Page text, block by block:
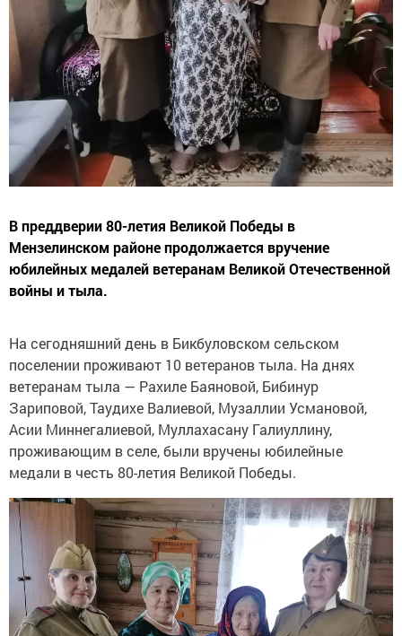
В преддверии 80-летия Великой Победы в
Мензелинском районе продолжается вручение
юбилейных медалей ветеранам Великой Отечественной
войны и тыла.
На сегодняшний день в Бикбуловском сельском
поселении проживают 10 ветеранов тыла. На днях
ветеранам тыла — Рахиле Баяновой, Бибинур
Зариповой, Таудихе Валиевой, Музаллии Усмановой,
Асии Миннегалиевой, Муллахасану Галиуллину,
проживающим в селе, были вручены юбилейные
медали в честь 80-летия Великой Победы.